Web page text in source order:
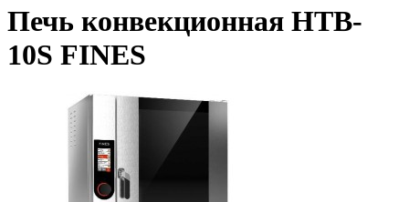
Печь конвекционная HTB-
10S FINES